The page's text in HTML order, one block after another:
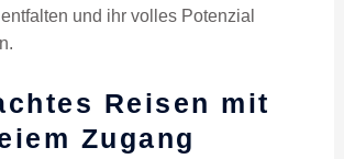
und ihr volles Potenzial
Reisen mit
Zugang